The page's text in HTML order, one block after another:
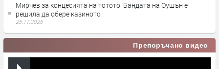
Мирчев за концесията на тотото: Бандата на Оушън е
решила да обере казиното
25.11.2025
Препоръчано видео